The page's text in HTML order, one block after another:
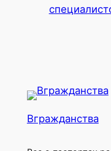
Вгражданства